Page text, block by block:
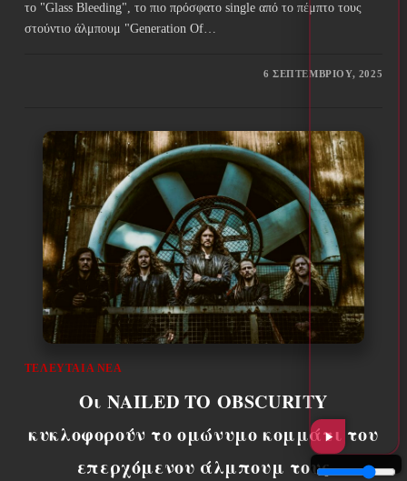
το "Glass Bleeding", το πιο πρόσφατο single από το πέμπτο τους
στούντιο άλμπουμ "Generation Of…
6 ΣΕΠΤΕΜΒΡΊΟΥ, 2025
ΤΕΛΕΥΤΑΊΑ ΝΈΑ
Οι NAILED TO OBSCURITY
κυκλοφορούν το ομώνυμο κομμάτι του
επερχόμενου άλμπουμ τους